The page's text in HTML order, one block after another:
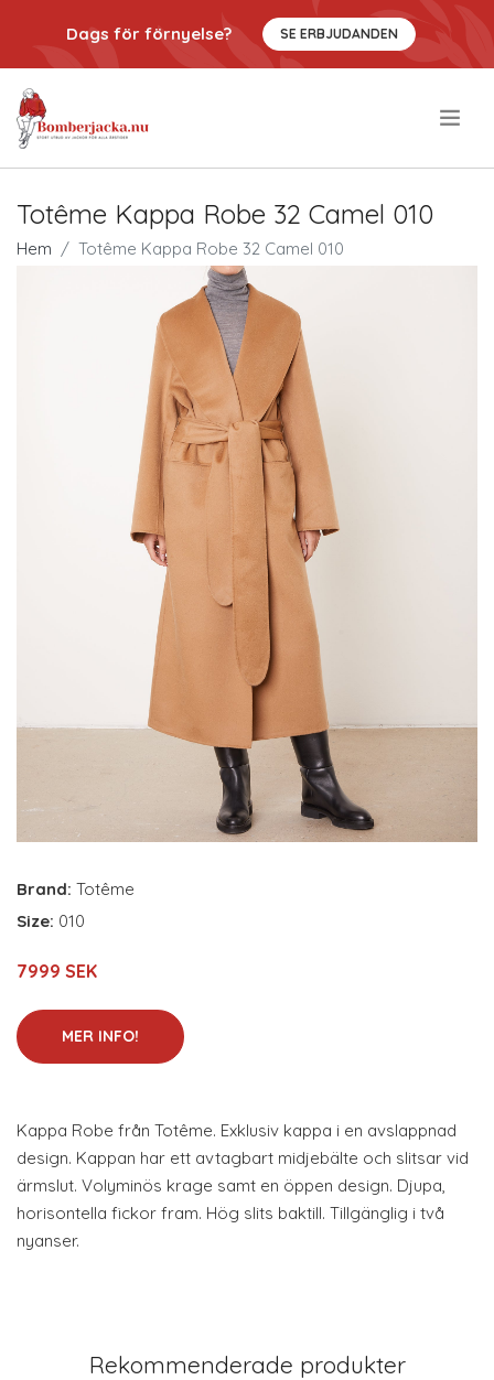
Dags för förnyelse? SE ERBJUDANDEN
Totême Kappa Robe 32 Camel 010
Hem Totême Kappa Robe 32 Camel 010
Brand: Totême
Size: 010
7999 SEK
MER INFO!
Kappa Robe från Totême. Exklusiv kappa i en avslappnad
design. Kappan har ett avtagbart midjebälte och slitsar vid
ärmslut. Volyminös krage samt en öppen design. Djupa,
horisontella fickor fram. Hög slits baktill. Tillgänglig i två
nyanser.
Rekommenderade produkter